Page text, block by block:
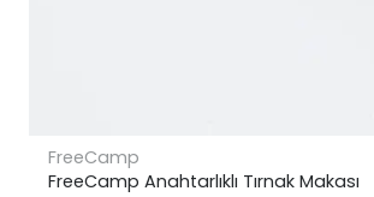
FreeCamp
FreeCamp Anahtarlıklı Tırnak Makası